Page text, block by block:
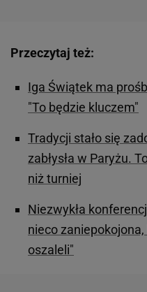
Przeczytaj też:
Iga Świątek ma
"To będzie kluczem"
Tradycji stało się
zabłysła w Paryżu.
niż turniej
Niezwykła
nieco
oszaleli"